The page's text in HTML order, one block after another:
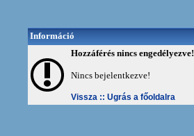
Információ
Hozzáférés nincs engedélyezve!
Nincs bejelentkezve!
Vissza :: Ugrás a főoldalra